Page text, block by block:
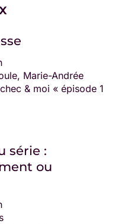
Marie-Andrée
& moi « épisode 1
série :
ou